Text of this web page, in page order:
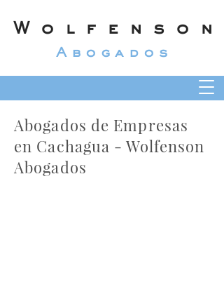
Wolfenson
Abogados
Abogados de Empresas
en Cachagua - Wolfenson
Abogados